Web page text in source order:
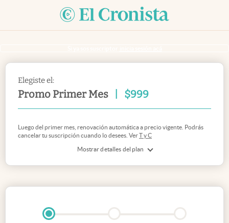
Elegiste el:
Promo Primer Mes $999
Mostrar detalles del plan
Luego del primer mes, renovación automática a precio vigente. Podrás
cancelar tu suscripción cuando lo desees. VerT y C